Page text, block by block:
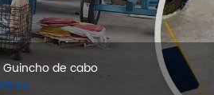
Guincho de cabo